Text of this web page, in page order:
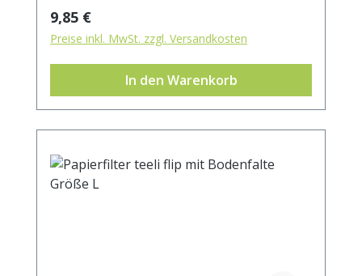
Regulärer Preis:
9,85 €
Preise inkl. MwSt. zzgl. Versandkosten
In den Warenkorb